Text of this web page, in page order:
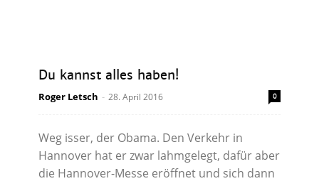
Du kannst alles haben!
Roger Letsch - 28. April 2016 0
Weg isser, der Obama. Den Verkehr in
Hannover hat er zwar lahmgelegt, dafür aber
die Hannover-Messe eröffnet und sich dann